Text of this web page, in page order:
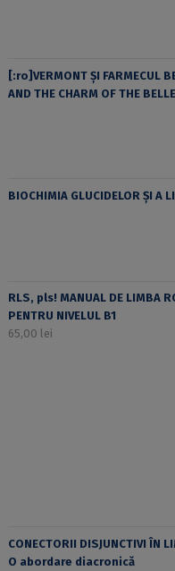
[:ro]VERMONT ȘI FARMECUL
AND THE CHARM OF THE
BIOCHIMIA GLUCIDELOR ȘI A
RLS, pls! MANUAL DE LIMBA
PENTRU NIVELUL B1
65,00 lei
CONECTORII DISJUNCTIVI ÎN
O abordare diacronică